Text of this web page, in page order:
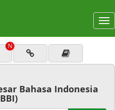
N
Bahasa Indonesia